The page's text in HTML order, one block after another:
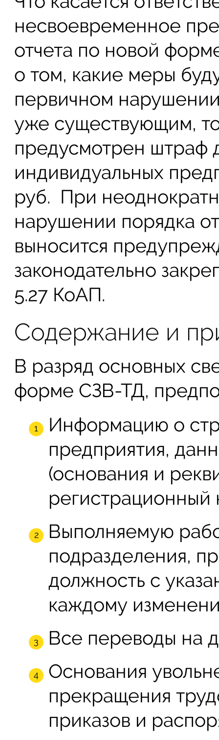
несвоевременное
отчета по новой
о том, какие меры
первичном
уже существующим,
предусмотрен штраф
индивидуальных
руб. При
нарушении порядка
выносится
законодательно
5.27 КоАП.
Содержание и
В разряд основных
форме СЗВ-ТД,
Информацию о
предприятия,
(основания и
регистрационный
Выполняемую
подразделения,
должность с
каждому
Все переводы на
Основания
прекращения
приказов и